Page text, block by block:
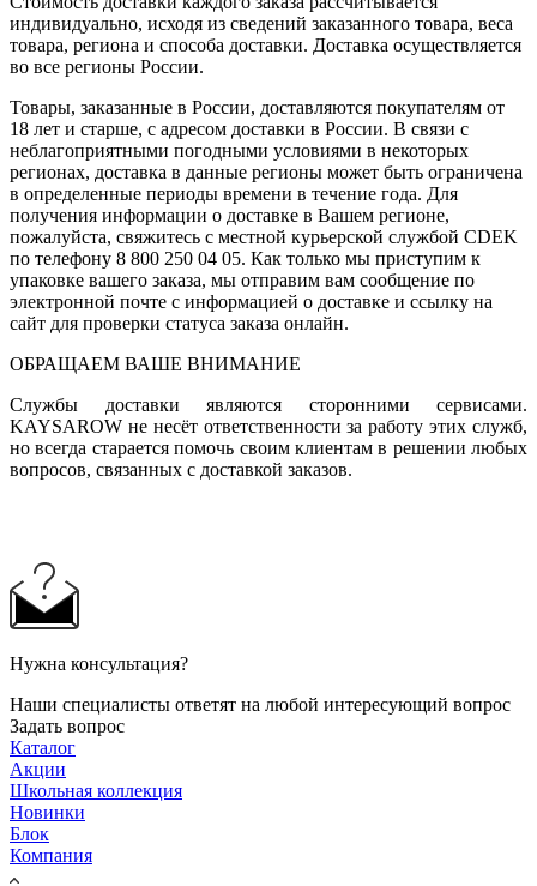
индивидуально, исходя из сведений заказанного товара, веса
товара, региона и способа доставки. Доставка осуществляется
во все регионы России.
Товары, заказанные в России, доставляются покупателям от
18 лет и старше, с адресом доставки в России. В связи с
неблагоприятными погодными условиями в некоторых
регионах, доставка в данные регионы может быть ограничена
в определенные периоды времени в течение года. Для
получения информации о доставке в Вашем регионе,
пожалуйста, свяжитесь с местной курьерской службой CDEK
по телефону 8 800 250 04 05. Как только мы приступим к
упаковке вашего заказа, мы отправим вам сообщение по
электронной почте с информацией о доставке и ссылку на
сайт для проверки статуса заказа онлайн.
ОБРАЩАЕМ ВАШЕ ВНИМАНИЕ
Службы доставки являются сторонними сервисами.
KAYSAROW не несёт ответственности за работу этих служб,
но всегда старается помочь своим клиентам в решении любых
вопросов, связанных с доставкой заказов.
Нужна консультация?
Наши специалисты ответят на любой интересующий вопрос
Задать вопрос
Каталог
Акции
Школьная коллекция
Новинки
Блок
Компания